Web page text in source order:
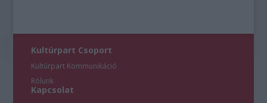
Kultúrpart Csoport
Kultúrpart Kommunikáció
Rólunk
Kapcsolat